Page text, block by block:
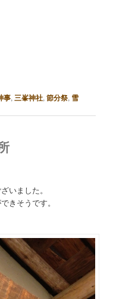
事, 三峯神社,節分祭, 雪
いました。
きそうです。